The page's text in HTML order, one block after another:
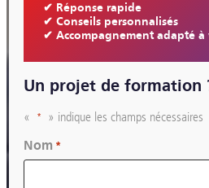
✔ Réponse rapide
✔ Conseils personnalisés
✔ Accompagnement adapté à
Un projet de formation
« *
» indique les champs nécessaires
Nom *